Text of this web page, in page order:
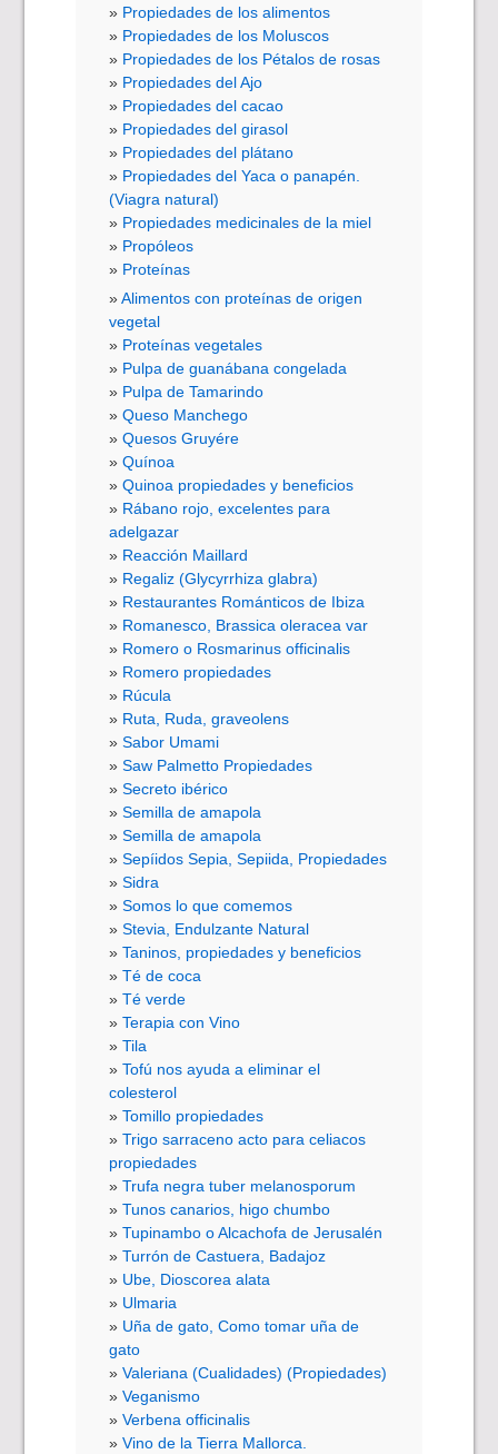
Propiedades de los alimentos
Propiedades de los Moluscos
Propiedades de los Pétalos de rosas
Propiedades del Ajo
Propiedades del cacao
Propiedades del girasol
Propiedades del plátano
Propiedades del Yaca o panapén.
(Viagra natural)
Propiedades medicinales de la miel
Propóleos
Proteínas
Alimentos con proteínas de origen
vegetal
Proteínas vegetales
Pulpa de guanábana congelada
Pulpa de Tamarindo
Queso Manchego
Quesos Gruyére
Quínoa
Quinoa propiedades y beneficios
Rábano rojo, excelentes para
adelgazar
Reacción Maillard
Regaliz (Glycyrrhiza glabra)
Restaurantes Románticos de Ibiza
Romanesco, Brassica oleracea var
Romero o Rosmarinus officinalis
Romero propiedades
Rúcula
Ruta, Ruda, graveolens
Sabor Umami
Saw Palmetto Propiedades
Secreto ibérico
Semilla de amapola
Semilla de amapola
Sepíidos Sepia, Sepiida, Propiedades
Sidra
Somos lo que comemos
Stevia, Endulzante Natural
Taninos, propiedades y beneficios
Té de coca
Té verde
Terapia con Vino
Tila
Tofú nos ayuda a eliminar el
colesterol
Tomillo propiedades
Trigo sarraceno acto para celiacos
propiedades
Trufa negra tuber melanosporum
Tunos canarios, higo chumbo
Tupinambo o Alcachofa de Jerusalén
Turrón de Castuera, Badajoz
Ube, Dioscorea alata
Ulmaria
Uña de gato, Como tomar uña de
gato
Valeriana (Cualidades) (Propiedades)
Veganismo
Verbena officinalis
Vino de la Tierra Mallorca.